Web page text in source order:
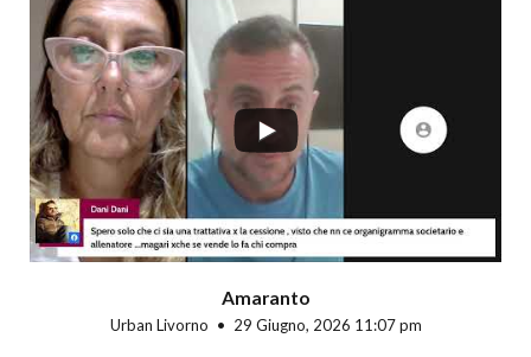
Amaranto
Urban Livorno 29 Giugno, 2026 11:07 pm